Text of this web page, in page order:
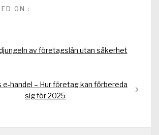
ON :
av företagslån utan säkerhet
e-handel – Hur företag kan förbereda
sig för 2025